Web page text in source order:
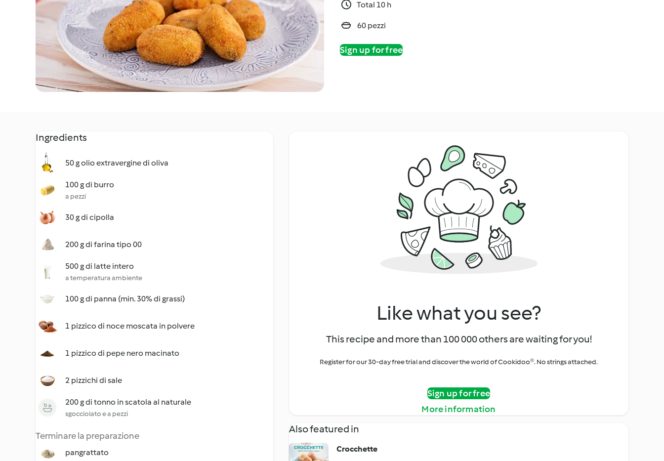
Total 10 h
60 pezzi
Sign up for free
Ingredients
50 g olio extravergine di oliva
100 g di burro
a pezzi
30 g di cipolla
200 g di farina tipo 00
500 g di latte intero
a temperatura ambiente
100 g di panna (min. 30% di grassi)
1 pizzico di noce moscata in polvere
1 pizzico di pepe nero macinato
2 pizzichi di sale
200 g di tonno in scatola al naturale
sgocciolato e a pezzi
Terminare la preparazione
pangrattato
Like what you see?
This recipe and more than 100 000 others are waiting for you!
Register for our 30-day free trial and discover the world of Cookidoo®. No strings attached.
Sign up for free
More information
Also featured in
Crocchette